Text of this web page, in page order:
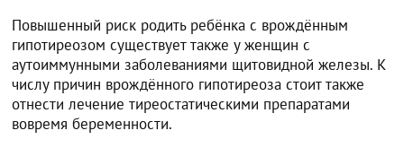
Повышенный риск родить ребёнка с врождённым
гипотиреозом существует также у женщин с
аутоиммунными заболеваниями щитовидной железы. К
числу причин врождённого гипотиреоза стоит также
отнести лечение тиреостатическими препаратами
вовремя беременности.